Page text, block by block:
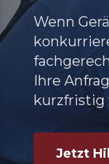
Wenn
Ihre
kurzfristig
Jetzt